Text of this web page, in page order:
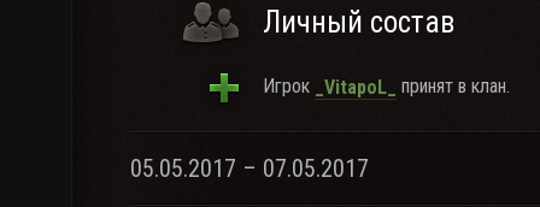
Личный состав
Игрок _VitapoL_ принят в клан.
05.05.2017 – 07.05.2017